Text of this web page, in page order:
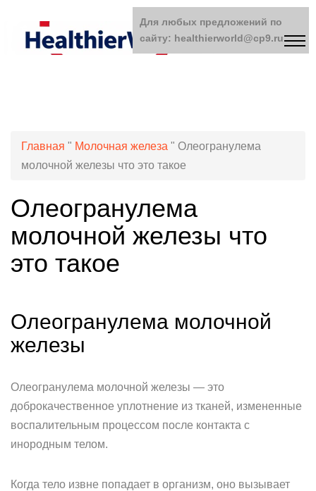
Главная " Молочная железа " Олеогранулема
молочной железы что это такое
Олеогранулема
молочной железы что
это такое
Олеогранулема молочной
железы
Олеогранулема молочной железы — это
доброкачественное уплотнение из тканей, измененные
воспалительным процессом после контакта с
инородным телом.
Когда тело извне попадает в организм, оно вызывает
Для любых предложений по
сайту: healthierworld@cp9.ru